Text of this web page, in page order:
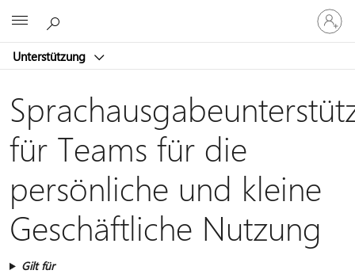
Unterstützung
Bei
Ihrem
Konto
für Teams für die
persönliche und kleine
Geschäftliche Nutzung
Gilt für